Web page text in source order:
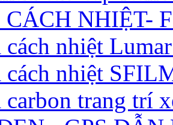
NHIỆT-
nhiệt
cách nhiệt
trang trí